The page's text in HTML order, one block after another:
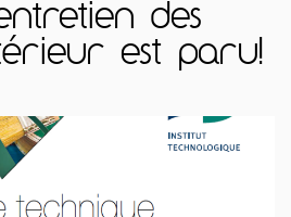
des
est paru!